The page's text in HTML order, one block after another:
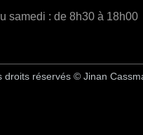
samedi : de 8h30 à 18h00
droits réservés © Jinan